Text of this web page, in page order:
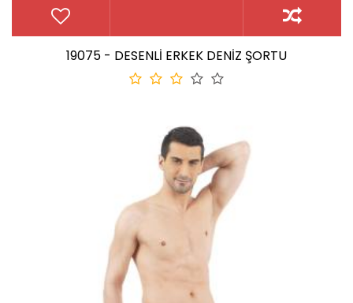
19075 - DESENLİ ERKEK DENİZ ŞORTU